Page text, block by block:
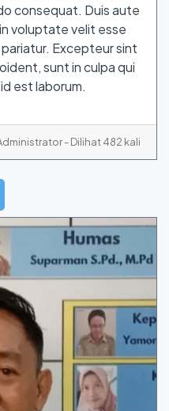
consequat. Duis aute
voluptate velit esse
Excepteur sint
sunt in culpa qui
est laborum.
- Dilihat 482 kali